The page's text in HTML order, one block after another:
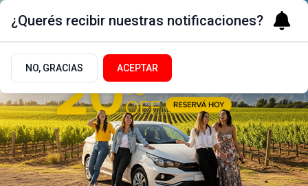
¿Querés recibir nuestras notificaciones?
NO, GRACIAS ACEPTAR